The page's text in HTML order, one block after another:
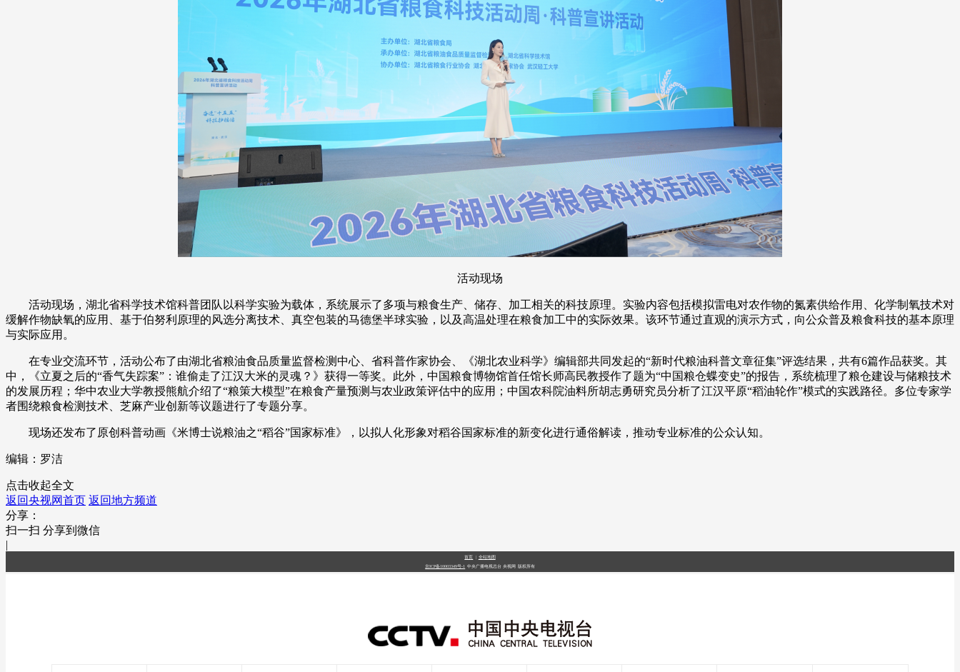
节目单 片库 总台企业白名单
活动现场
活动现场，湖北省科学技术馆科普团队以科学实验为载体，系统展示了多项与粮食生产、储存、加工相关的科技原理。实验内容包括模拟雷电对农作物的氮素供给作用、化学制氧技术对
缓解作物缺氧的应用、基于伯努利原理的风选分离技术、真空包装的马德堡半球实验，以及高温处理在粮食加工中的实际效果。该环节通过直观的演示方式，向公众普及粮食科技的基本原理
与实际应用。
在专业交流环节，活动公布了由湖北省粮油食品质量监督检测中心、省科普作家协会、《湖北农业科学》编辑部共同发起的“新时代粮油科普文章征集”评选结果，共有6篇作品获奖。其
中，《立夏之后的“香气失踪案”：谁偷走了江汉大米的灵魂？》获得一等奖。此外，中国粮食博物馆首任馆长师高民教授作了题为“中国粮仓蝶变史”的报告，系统梳理了粮仓建设与储粮技术
的发展历程；华中农业大学教授熊航介绍了“粮策大模型”在粮食产量预测与农业政策评估中的应用；中国农科院油料所胡志勇研究员分析了江汉平原“稻油轮作”模式的实践路径。多位专家学
者围绕粮食检测技术、芝麻产业创新等议题进行了专题分享。
现场还发布了原创科普动画《米博士说粮油之“稻谷”国家标准》，以拟人化形象对稻谷国家标准的新变化进行通俗解读，推动专业标准的公众认知。
编辑：罗洁
点击收起全文
返回央视网首页 返回地方频道
分享：
扫一扫 分享到微信
|
首页 全站地图
京ICP备10003349号-1 中央广播电视总台 央视网 版权所有